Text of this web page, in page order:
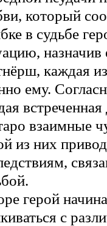
который
в судьбе
каждая
ему.
взаимные
из них
герой
с